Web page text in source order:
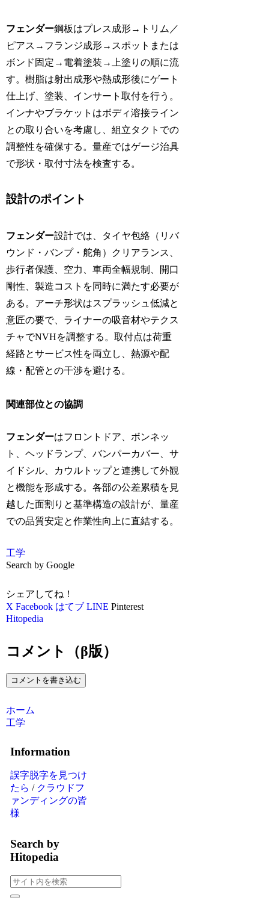
フェンダー鋼板はプレス成形→トリム／
ピアス→フランジ成形→スポットまたは
ボンド固定→電着塗装→上塗りの順に流
す。樹脂は射出成形や熱成形後にゲート
仕上げ、塗装、インサート取付を行う。
インナやブラケットはボディ溶接ライン
との取り合いを考慮し、組立タクトでの
調整性を確保する。量産ではゲージ治具
で形状・取付寸法を検査する。
設計のポイント
フェンダー設計では、タイヤ包絡（リバ
ウンド・バンプ・舵角）クリアランス、
歩行者保護、空力、車両全幅規制、開口
剛性、製造コストを同時に満たす必要が
ある。アーチ形状はスプラッシュ低減と
意匠の要で、ライナーの吸音材やテクス
チャでNVHを調整する。取付点は荷重
経路とサービス性を両立し、熱源や配
線・配管との干渉を避ける。
関連部位との協調
フェンダーはフロントドア、ボンネッ
ト、ヘッドランプ、バンパーカバー、サ
イドシル、カウルトップと連携して外観
と機能を形成する。各部の公差累積を見
越した面割りと基準構造の設計が、量産
での品質安定と作業性向上に直結する。
工学
Search by Google
シェアしてね！
X Facebook はてブ LINE Pinterest
Hitopedia
コメント（β版）
コメントを書き込む
ホーム
工学
Information
誤字脱字を見つけ
たら / クラウドフ
ァンディングの皆
様
Search by
Hitopedia